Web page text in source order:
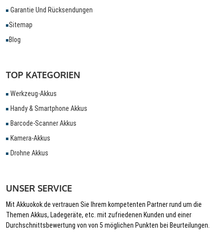
Garantie Und Rücksendungen
Sitemap
Blog
TOP KATEGORIEN
Werkzeug-Akkus
Handy & Smartphone Akkus
Barcode-Scanner Akkus
Kamera-Akkus
Drohne Akkus
UNSER SERVICE
Mit Akkuokok.de vertrauen Sie Ihrem kompetenten Partner rund um die
Themen Akkus, Ladegeräte, etc. mit zufriedenen Kunden und einer
Durchschnittsbewertung von von 5 möglichen Punkten bei Beurteilungen.